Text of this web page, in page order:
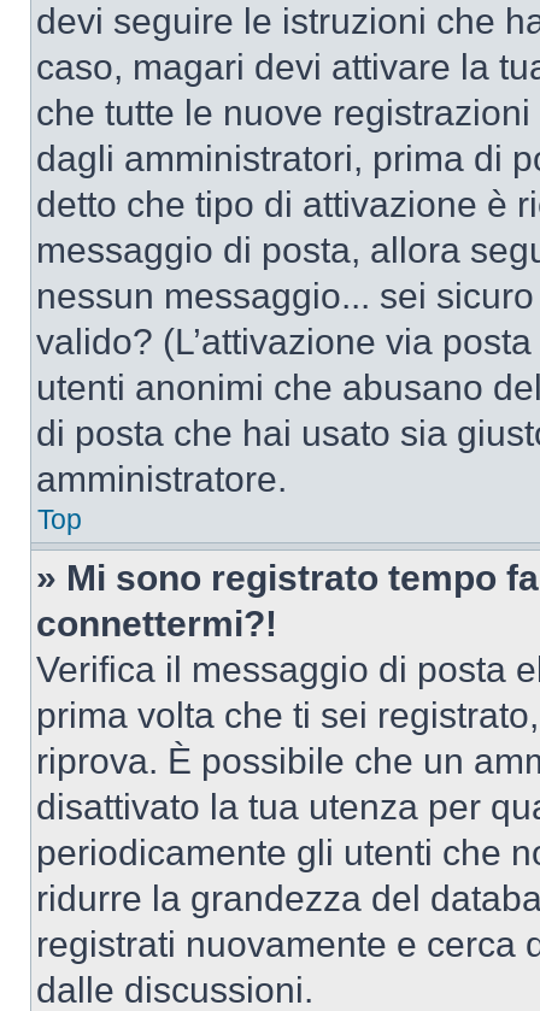
devi seguire le istruzioni che
caso, magari devi attivare la
che tutte le nuove
dagli amministratori, prima di
detto che tipo di attivazione è
messaggio di posta, allora
nessun messaggio... sei
valido? (L’attivazione via
utenti anonimi che abusano
di posta che hai usato sia
amministratore.
Top
» Mi sono registrato tempo
connettermi?!
Verifica il messaggio di posta
prima volta che ti sei
riprova. È possibile che un
disattivato la tua utenza per
periodicamente gli utenti che
ridurre la grandezza del
registrati nuovamente e cerca
dalle discussioni.